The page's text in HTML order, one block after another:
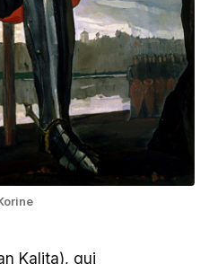
Kalita), qui